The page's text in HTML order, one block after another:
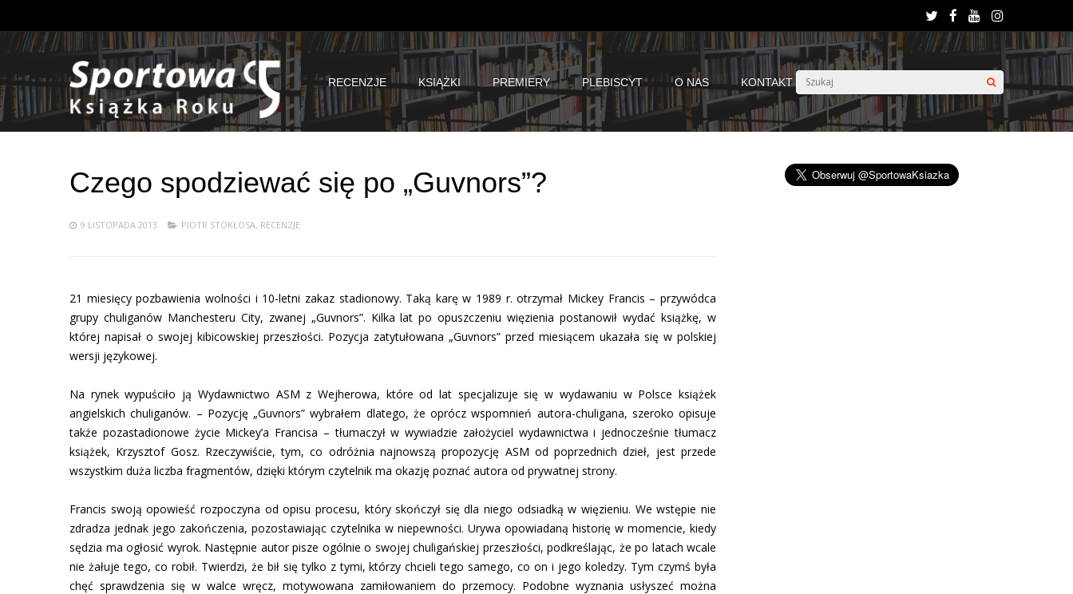
RECENZJE KSIĄŻKI PREMIERY PLEBISCYT O NAS KONTAKT
Czego spodziewać się po „Guvnors”?
9 LISTOPADA 2013 PIOTR STOKŁOSA, RECENZJE
21 miesięcy pozbawienia wolności i 10-letni zakaz stadionowy. Taką karę w 1989 r. otrzymał Mickey Francis – przywódca
grupy chuliganów Manchesteru City, zwanej „Guvnors”. Kilka lat po opuszczeniu więzienia postanowił wydać książkę, w
której napisał o swojej kibicowskiej przeszłości. Pozycja zatytułowana „Guvnors” przed miesiącem ukazała się w polskiej
wersji językowej.
Na rynek wypuściło ją Wydawnictwo ASM z Wejherowa, które od lat specjalizuje się w wydawaniu w Polsce książek
angielskich chuliganów. – Pozycję „Guvnors” wybrałem dlatego, że oprócz wspomnień autora-chuligana, szeroko opisuje
także pozastadionowe życie Mickey’a Francisa – tłumaczył w wywiadzie założyciel wydawnictwa i jednocześnie tłumacz
książek, Krzysztof Gosz. Rzeczywiście, tym, co odróżnia najnowszą propozycję ASM od poprzednich dzieł, jest przede
wszystkim duża liczba fragmentów, dzięki którym czytelnik ma okazję poznać autora od prywatnej strony.
Francis swoją opowieść rozpoczyna od opisu procesu, który skończył się dla niego odsiadką w więzieniu. We wstępie nie
zdradza jednak jego zakończenia, pozostawiając czytelnika w niepewności. Urywa opowiadaną historię w momencie, kiedy
sędzia ma ogłosić wyrok. Następnie autor pisze ogólnie o swojej chuligańskiej przeszłości, podkreślając, że po latach wcale
nie żałuje tego, co robił. Twierdzi, że bił się tylko z tymi, którzy chcieli tego samego, co on i jego koledzy. Tym czymś była
chęć sprawdzenia się w walce wręcz, motywowana zamiłowaniem do przemocy. Podobne wyznania usłyszeć można